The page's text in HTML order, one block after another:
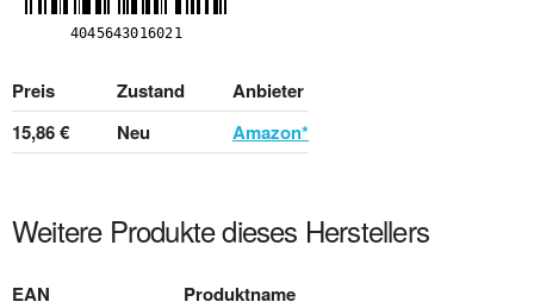
Preis Zustand
Anbieter
15,86 €
Neu Amazon*
Weitere Produkte dieses Herstellers
EAN Produktname